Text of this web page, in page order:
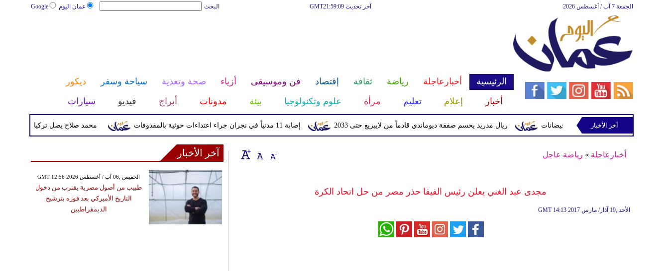
عمان اليوم Google البحث آخر تحديث GMT21:59:09 الجمعة 7 آب / أغسطس 2026
الرئيسية أخبارعاجلة رياضة ثقافة إقتصاد فن وموسيقى أزياء صحة وتغذية سياحة وسفر
ديكور
أخبار
إعلام تعليم مرأة علوم وتكنولوجيا بيئة مدونات أبراج فيديو سيارات
محمد صلاح يصل تركيا الأربعاء لإتمام إصابة 11 مدنياً في نجران جراء اعتداءات حوثية بالمقذوفات ريال مدريد يحسم صفقة ديوماندي قادماً من لايبزيغ حتى 2033 من أمطار غزيرة وفيضانات
أخر الأخبار
أخبارعاجلة » رياضة عاجل
مجدى عبد الغني يعلن رئيس الفيفا حذر مصر من حل اتحاد الكرة
GMT 14:13 2017 الأحد ,19 آذار/ مارس
آخر الأخبار
GMT 12:56 2026 الخميس ,06 آب / أغسطس
طبيب من أصول مصرية يقترب من دخول
التاريخ الأميركي بعد فوزه بترشيح
الديمقراطيين